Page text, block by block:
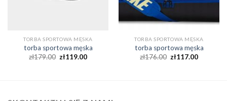
TORBA SPORTOWA MĘSKA
torba sportowa męska
zł179.00 zł119.00
TORBA SPORTOWA MĘSKA
torba sportowa męska
zł176.00 zł117.00